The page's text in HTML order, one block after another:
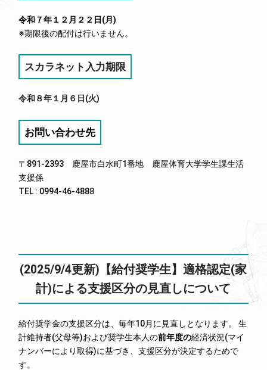
令和７年１２月２２日(月)
※期限後の配付は行いません。
スカラネット入力期限
令和８年１月６日(火)
お問い合わせ先
〒891-2393 鹿屋市白水町1番地 鹿屋体育大学学生課生活
支援係
TEL : 0994-46-4888
(2025/9/4更新)【給付奨学生】適格認定(家
計)による支援区分の見直しについて
給付奨学金の支援区分は、毎年10月に見直しとなります。 生
計維持者(父母等)および奨学生本人の前年度の経済状況(マイ
ナンバーにより取得)に基づき、支援区分が決定するためで
す。